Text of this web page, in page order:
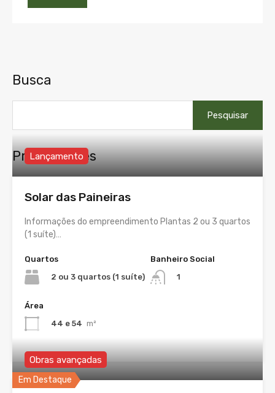
Busca
por:
Propriedades
Lançamento
Solar das Paineiras
Informações do empreendimento Plantas 2 ou 3 quartos
(1 suíte)…
Quartos
2 ou 3 quartos (1 suíte)
Banheiro Social
1
Área
44 e 54 m²
Em Destaque
Obras avançadas